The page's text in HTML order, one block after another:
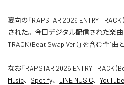
夏向の「RAPSTAR 2026 ENTRY
された。今回デジタル配信された楽曲
TRACK (Beat Swap Ver.)」を含む全1曲
なお「RAPSTAR 2026 ENTRY TRACK
Music、 Spotify、 LINE MUSIC、